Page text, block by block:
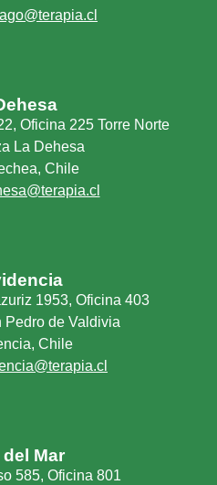
Oficina 225 Torre Norte
La Dehesa
Chile
1953, Oficina 403
Pedro de Valdivia
Chile
Mar
585, Oficina 801